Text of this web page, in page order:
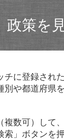
政策を
に登録され
や都道府県
数可）して
」ボタンを